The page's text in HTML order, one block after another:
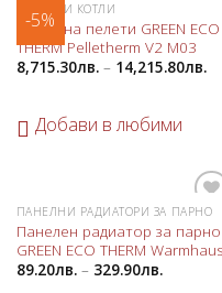
-5%
в
любими
ПЕЛЕТНИ КОТЛИ
Котел на пелети GREEN ECO
THERM Pelletherm V2 M03
8,715.30лв.– 14,215.80лв.
Добави в любими
Добави
в
любими
ПАНЕЛНИ РАДИАТОРИ ЗА ПАРНО
Панелен радиатор за парно
GREEN ECO THERM Warmhaus
89.20лв.– 329.90лв.